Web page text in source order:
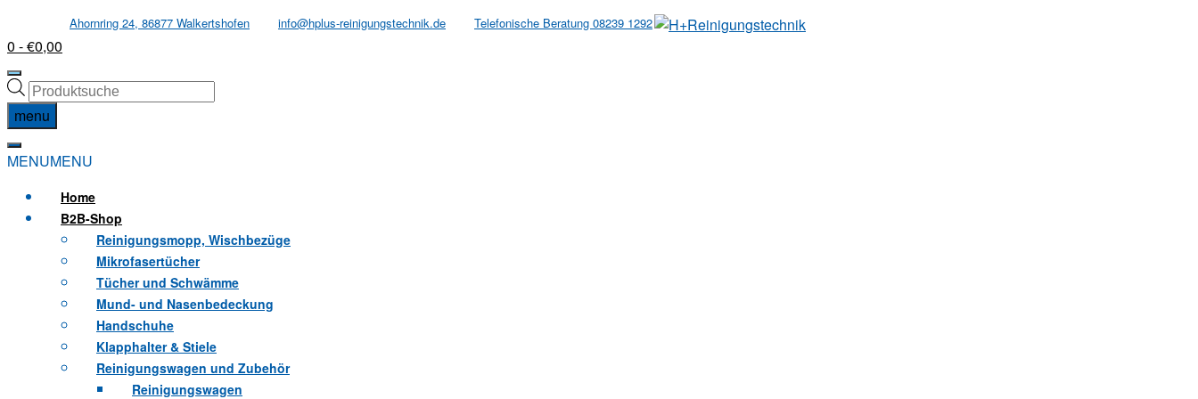
to
content
Ahornring 24, 86877 Walkertshofen info@hplus-reinigungstechnik.de Telefonische Beratung 08239 1292
0 - €0,00
Products
search
menu
MENUMENU
Home
B2B-Shop
Reinigungsmopp, Wischbezüge
Mikrofasertücher
Tücher und Schwämme
Mund- und Nasenbedeckung
Handschuhe
Klapphalter & Stiele
Reinigungswagen und Zubehör
Reinigungswagen